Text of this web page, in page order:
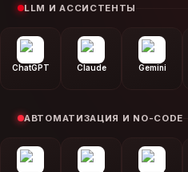
LLM И АССИСТЕНТЫ
ChatGPT Claude Gemini
АВТОМАТИЗАЦИЯ И NO-CODE